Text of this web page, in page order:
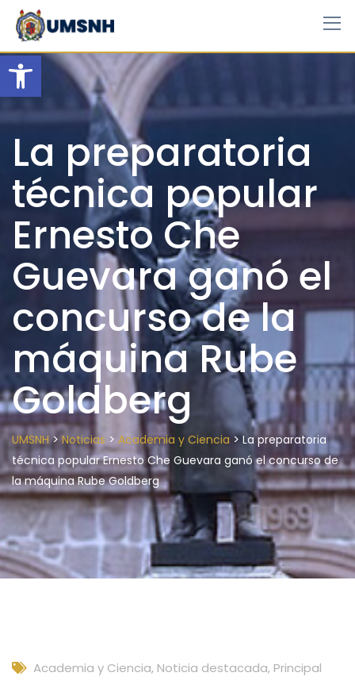
Open toolbar
Skip
content
La preparatoria
técnica popular
Ernesto Che
Guevara ganó el
concurso de la
máquina Rube
Goldberg
UMSNH> Noticias > Academia y Ciencia >La preparatoria
técnica popular Ernesto Che Guevara ganó el concurso de
la máquina Rube Goldberg
Academia y Ciencia, Noticia destacada, Principal